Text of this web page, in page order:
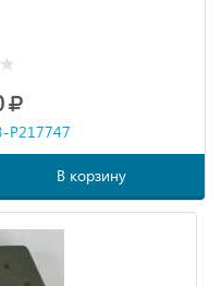
P217747
В корзину